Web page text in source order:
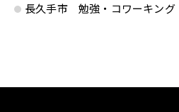
長久手市 勉強・コワーキング